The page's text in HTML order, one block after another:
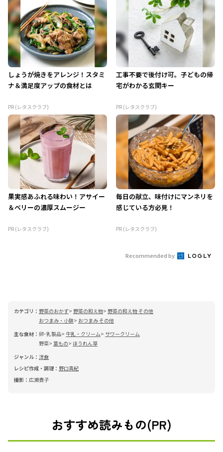
しょうが焼きをアレンジ！スタミ
ナ＆満足度アップの食材とは
PR (レタスクラブ)
工事不要で後付け可。子どもの帰
宅がわかる玄関キー
PR (レタスクラブ)
果実感あふれる味わい！アサイー
＆ベリーの濃厚スムージー
PR (レタスクラブ)
毎日の献立、味付けにマンネリを
感じている方必見！
PR (レタスクラブ)
Recommended by
カテゴリ： 野菜のおかず 野菜の和え物
野菜の和え物 その他
おつまみ・小鉢
おつまみ その他
主な食材： 卵･乳製品 牛乳・クリーム
サワークリーム
野菜 葉もの
ほうれん草
ジャンル： 洋食
レシピ作成・調理： 野口真紀
撮影： 広瀬貴子
おすすめ読みもの(PR)